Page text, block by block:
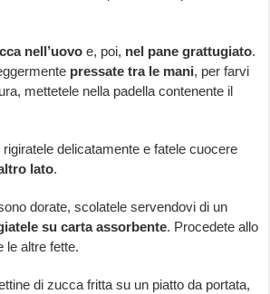
nell’uovo e, poi, nel pane grattugiato.
pressate tra le mani, per farvi
mettetele nella padella contenente il
rigiratele delicatamente e fatele cuocere
lato.
dorate, scolatele servendovi di un
su carta assorbente. Procedete allo
le altre fette.
di zucca fritta su un piatto da portata,